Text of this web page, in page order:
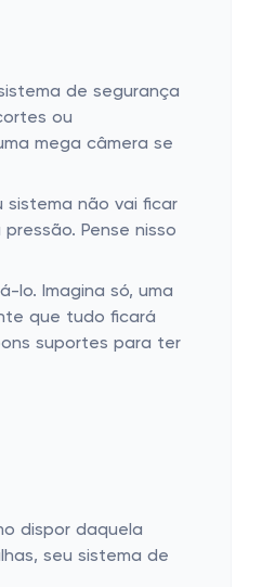
de segurança
ou
mega câmera se
sistema não vai ficar
Pense nisso
lo. Imagina só, uma
que tudo ficará
suportes para ter
dispor daquela
seu sistema de